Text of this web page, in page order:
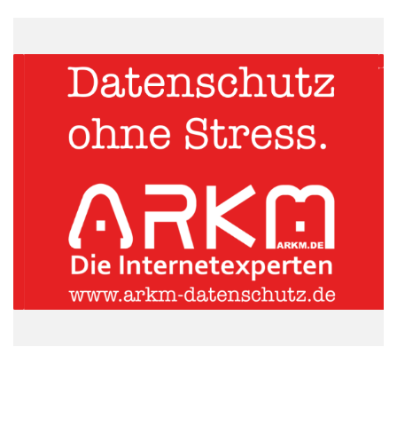
Turn gab heute bekannt, dass seine cloud-basierte Turn Media
Plattform durch Forrester Research, Inc. in dessen kürzlich
herausgegebem Bericht The Forrester Wave(TM): Demand-side
Platforms [DSP], Q4 2011(Dezember 2011) als Marktführer
Turn kam hierbei an die Spitze der Kategorie Marktpräsenz,
teilte sich die Spitzenposition für Strategie mit einem
Mitbewerber und war unter den ersten dreien hinsichtlich der
Stärke seines gegenwärtigen Angebots. Ausserdem erzielte
oder teilte Turn das beste Ergebnis in einigen